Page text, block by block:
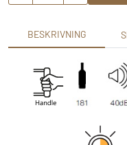
BESKRIVNING